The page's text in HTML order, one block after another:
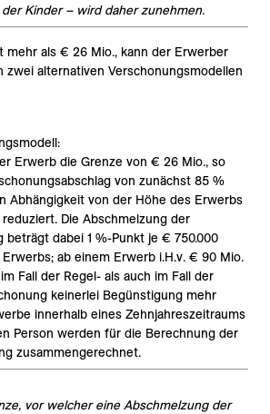
Kinder – wird daher zunehmen.
mehr als € 26 Mio., kann der Erwerber
zwei alternativen Verschonungsmodellen
Erwerb die Grenze von € 26 Mio., so
von zunächst 85 %
Abhängigkeit von der Höhe des Erwerbs
Die Abschmelzung der
beträgt dabei 1 %-Punkt je € 750.000
ab einem Erwerb i.H.v. € 90 Mio.
Fall der Regel- als auch im Fall der
keinerlei Begünstigung mehr
innerhalb eines Zehnjahreszeitraums
Person werden für die Berechnung der
zusammengerechnet.
vor welcher eine Abschmelzung der